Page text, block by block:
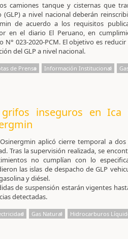
camiones tanque y cisternas que
(GLP) a nivel nacional deberán
de acuerdo a los requisitos
en el diario El Peruano, en
N° 023-2020-PCM. El objetivo es
del GLP a nivel nacional.
de Prensa Información Institucional
inseguros en Ica
aplicó cierre temporal a
Tras la supervisión realizada, se
no cumplían con lo
las islas de despacho de GLP
y diésel.
de suspensión estarán vigentes
detectadas.
Gas Natural Hidrocarburos